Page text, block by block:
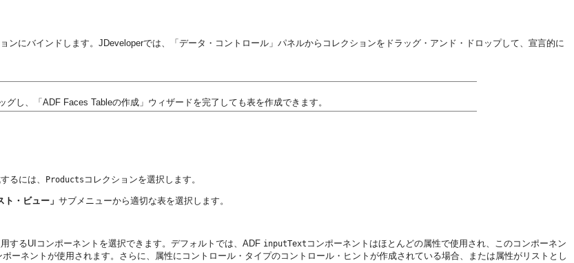
ンにバインドします。JDeveloperでは、「データ・コントロール」パネルからコレクションをドラッグ・アンド・ドロップして、宣言的に
し、「ADF Faces Tableの作成」ウィザードを完了しても表を作成できます。
るには、 Products コレクションを選択します。
ト・ビュー」 サブメニューから適切な表を選択します。
するUIコンポーネントを選択できます。デフォルトでは、ADF inputText コンポーネントはほとんどの属性で使用され、このコンポーネン
ポーネントが使用されます。さらに、属性にコントロール・タイプのコントロール・ヒントが作成されている場合、または属性がリストとし